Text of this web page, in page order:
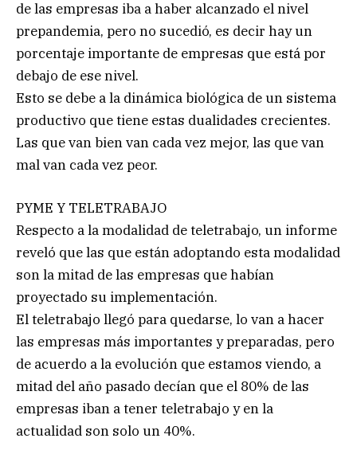
de las empresas iba a haber alcanzado el nivel
prepandemia, pero no sucedió, es decir hay un
porcentaje importante de empresas que está por
debajo de ese nivel.
Esto se debe a la dinámica biológica de un sistema
productivo que tiene estas dualidades crecientes.
Las que van bien van cada vez mejor, las que van
mal van cada vez peor.
PYME Y TELETRABAJO
Respecto a la modalidad de teletrabajo, un informe
reveló que las que están adoptando esta modalidad
son la mitad de las empresas que habían
proyectado su implementación.
El teletrabajo llegó para quedarse, lo van a hacer
las empresas más importantes y preparadas, pero
de acuerdo a la evolución que estamos viendo, a
mitad del año pasado decían que el 80% de las
empresas iban a tener teletrabajo y en la
actualidad son solo un 40%.